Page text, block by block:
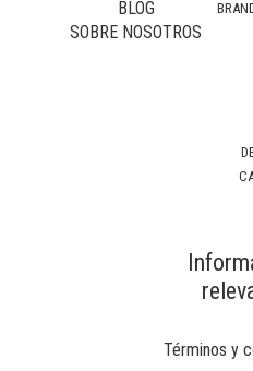
BLOG
SOBRE NOSOTROS
Términos y